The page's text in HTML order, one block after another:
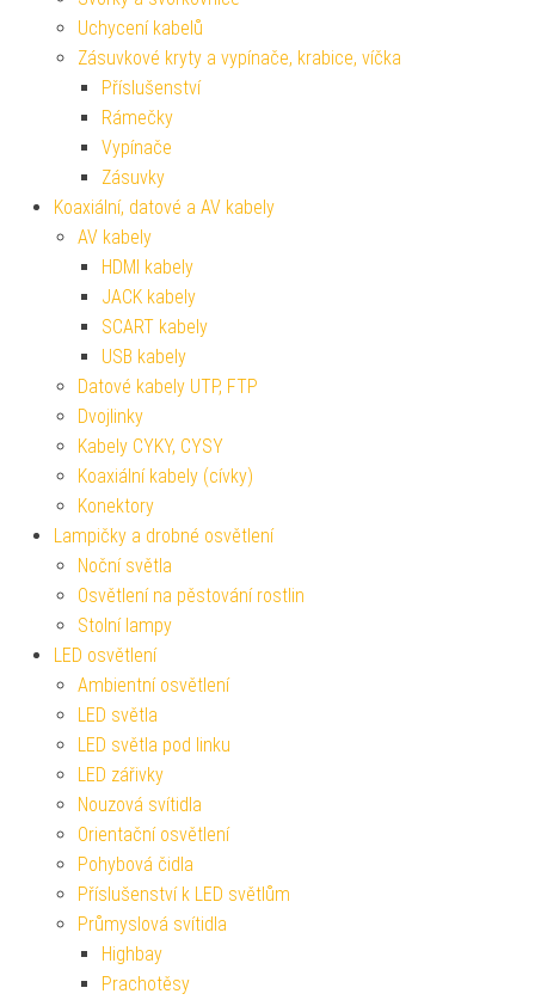
Uchycení kabelů
Zásuvkové kryty a vypínače, krabice, víčka
Příslušenství
Rámečky
Vypínače
Zásuvky
Koaxiální, datové a AV kabely
AV kabely
HDMI kabely
JACK kabely
SCART kabely
USB kabely
Datové kabely UTP, FTP
Dvojlinky
Kabely CYKY, CYSY
Koaxiální kabely (cívky)
Konektory
Lampičky a drobné osvětlení
Noční světla
Osvětlení na pěstování rostlin
Stolní lampy
LED osvětlení
Ambientní osvětlení
LED světla
LED světla pod linku
LED zářivky
Nouzová svítidla
Orientační osvětlení
Pohybová čidla
Příslušenství k LED světlům
Průmyslová svítidla
Highbay
Prachotěsy